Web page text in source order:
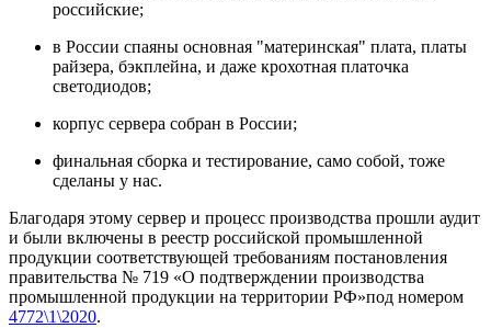
российские;
в России спаяны основная "материнская" плата, платы
райзера, бэкплейна, и даже крохотная платочка
светодиодов;
корпус сервера собран в России;
финальная сборка и тестирование, само собой, тоже
сделаны у нас.
Благодаря этому сервер и процесс производства прошли аудит
и были включены в реестр российской промышленной
продукции соответствующей требованиям постановления
правительства № 719 «О подтверждении производства
промышленной продукции на территории РФ»под номером
4772\1\2020.